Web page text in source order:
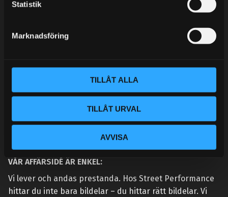
Statistik
Marknadsföring
TILLÅT ALLA
TILLÅT URVAL
AVVISA
KUNDTJÄNST
VÅR AFFÄRSIDÉ ÄR ENKEL:
Vi lever och andas prestanda. Hos Street Performance
hittar du inte bara bildelar – du hittar rätt bildelar. Vi